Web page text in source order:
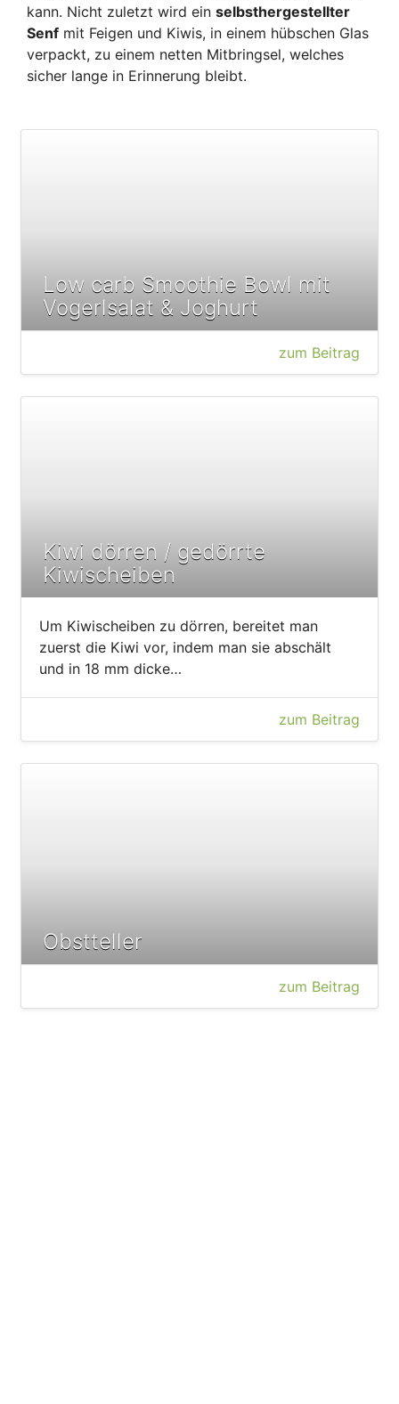
kann. Nicht zuletzt wird ein selbsthergestellter
Senf mit Feigen und Kiwis, in einem hübschen Glas
verpackt, zu einem netten Mitbringsel, welches
sicher lange in Erinnerung bleibt.
Low carb Smoothie Bowl mit
Vogerlsalat & Joghurt
zum Beitrag
Kiwi dörren / gedörrte
Kiwischeiben
Um Kiwischeiben zu dörren, bereitet man
zuerst die Kiwi vor, indem man sie abschält
und in 18 mm dicke…
zum Beitrag
Obstteller
zum Beitrag